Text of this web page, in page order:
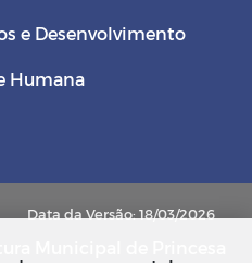
e Desenvolvimento
Humana
Data da Versão: 18/03/2026